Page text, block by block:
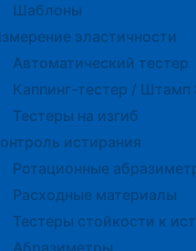
Шаблоны
эластичности
Автоматический тестер
Каппинг-тестер / Штамп
Тестеры на изгиб
истирания
Ротационные
Расходные материалы
Тестеры стойкости к
Абразиметры